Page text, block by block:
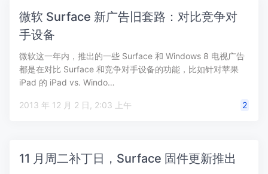
微软 Surface 新广告旧套路：对比竞争对
手设备
微软这一年内，推出的一些 Surface 和 Windows 8 电视广告
都是在对比 Surface 和竞争对手设备的功能，比如针对苹果
iPad 的 iPad vs. Windo…
2013 年 12 月 2 日, 2:03 上午 2
11 月周二补丁日，Surface 固件更新推出